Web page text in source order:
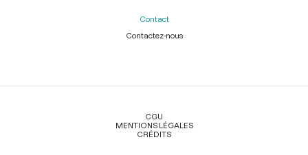
Contact
Contactez-nous
Légal
CGU
MENTIONS LÉGALES
CRÉDITS